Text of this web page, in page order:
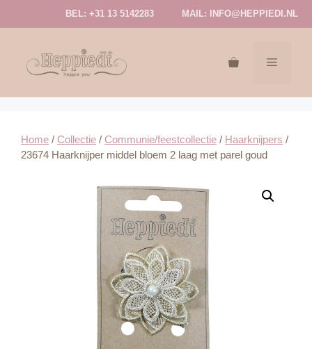
BEL: +31 13 5142283 MAIL: INFO@HEPPIEDI.NL
MENU
Home / Collectie / Communie/feestcollectie / Haarknijpers /
23674 Haarknijper middel bloem 2 laag met parel goud